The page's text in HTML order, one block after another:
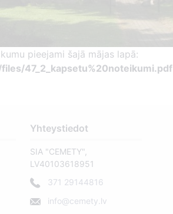
pieejami šajā mājas lapā:
47_2_kapsetu%20noteikumi.pdf
Yhteystiedot
SIA "CEMETY",
LV40103618951
371 29144816
info@cemety.lv